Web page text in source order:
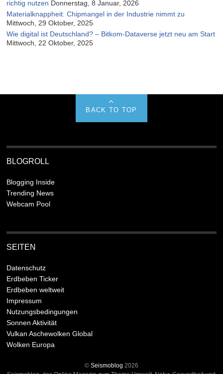
richtig nutzen Donnerstag, 8 Januar, 2026
Materialknappheit: Chipmangel in der Industrie nimmt zu
Mittwoch, 29 Oktober, 2025
Wie digital ist Deutschland? – Bitkom-Dataverse jetzt neu am Start
Mittwoch, 22 Oktober, 2025
BACK TO TOP
BLOGROLL
Blogging Inside
Trending News
Webcam Pool
SEITEN
Datenschutz
Erdbeben Ticker
Erdbeben weltweit
Impressum
Nutzungsbedingungen
Sonnen Aktivität
Vulkan Aschewolken Global
Wolken Europa
© Seismoblog 2026